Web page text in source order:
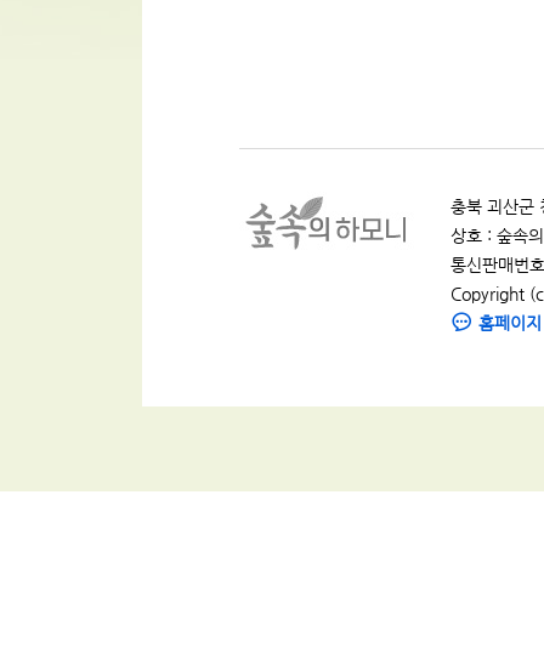
충북 괴산군
상호 : 숲속
통신판매번
Copyright
홈페이